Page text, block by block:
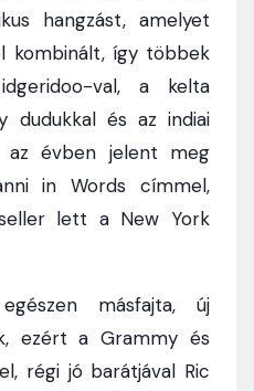
hangzást, amelyet
kombinált, így többek
val, a kelta
dudukkal és az indiai
az évben jelent meg
in Words címmel,
lett a New York
másfajta, új
ezért a Grammy és
régi jó barátjával Ric